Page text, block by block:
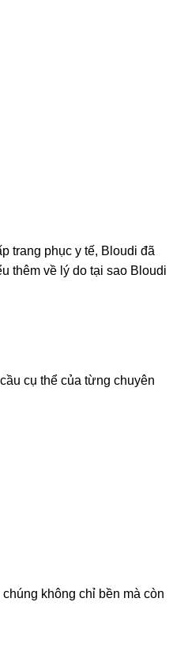
trang phục y tế, Bloudi đã
thêm về lý do tại sao Bloudi
cụ thể của từng chuyên
không chỉ bền mà còn